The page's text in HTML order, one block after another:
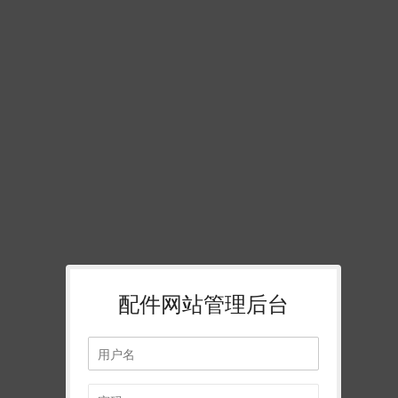
配件网站管理后台